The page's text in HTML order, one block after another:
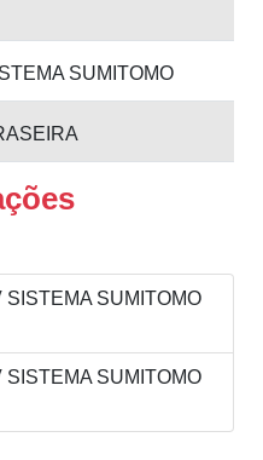
SUMITOMO
SUMITOMO
SUMITOMO